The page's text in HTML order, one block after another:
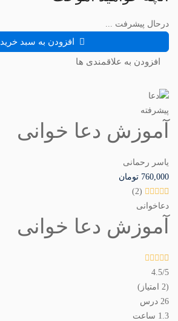
درحال پیشرفت ...
افزودن به سبد خرید
افزودن به علاقمندی ها
پیشرفته
آموزش دعا خوانی
یاسر رحمانی
760,000 تومان
(2)
دعاخوانی
آموزش دعا خوانی
4.5/5
(2 امتیاز)
26 درس
1.3 ساعت